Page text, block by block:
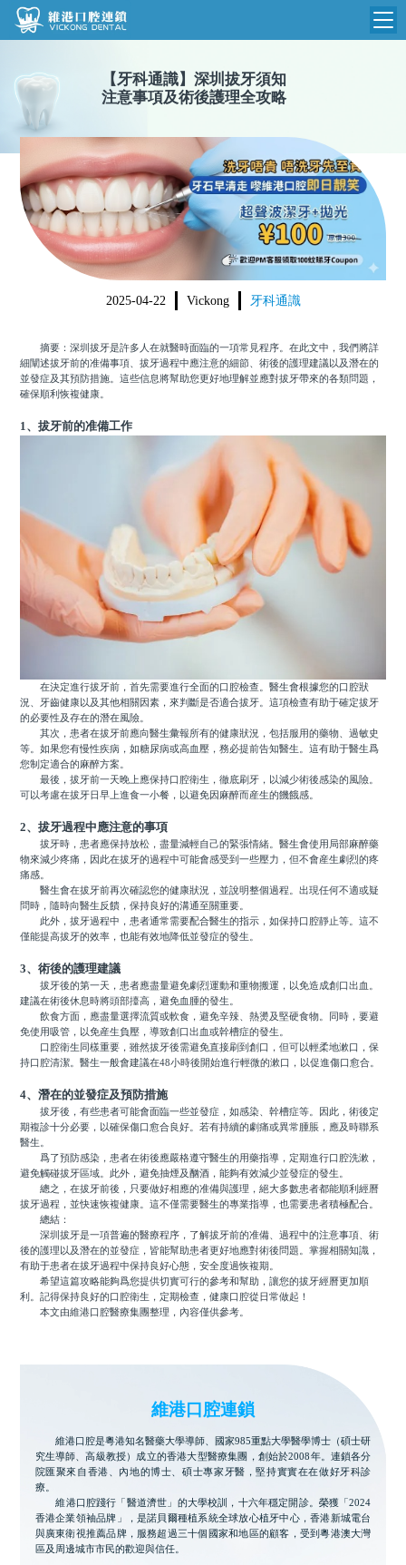
維港首頁
品牌介紹
環境設備
醫院新聞
收費標準
N
收費總表
植牙收費
根管收費
美學收費
箍牙收費
醫生團隊
門診時間
【 牙科通識】 深圳拔牙須知
注意事項及術後護理全攻略
2025-04-22 Vickong 牙科通識
摘要：深圳拔牙是許多人在就醫時面臨的一項常見程序。在此文中，我們將詳
細闡述拔牙前的准備事項、拔牙過程中應注意的細節、術後的護理建議以及潛在的
並發症及其預防措施。這些信息將幫助您更好地理解並應對拔牙帶來的各類問題，
確保順利恢複健康。
1、拔牙前的准備工作
在決定進行拔牙前，首先需要進行全面的口腔檢查。醫生會根據您的口腔狀
況、牙齒健康以及其他相關因素，來判斷是否適合拔牙。這項檢查有助于確定拔牙
的必要性及存在的潛在風險。
其次，患者在拔牙前應向醫生彙報所有的健康狀況，包括服用的藥物、過敏史
等。如果您有慢性疾病，如糖尿病或高血壓，務必提前告知醫生。這有助于醫生爲
您制定適合的麻醉方案。
最後，拔牙前一天晚上應保持口腔衛生，徹底刷牙，以減少術後感染的風險。
可以考慮在拔牙日早上進食一小餐，以避免因麻醉而産生的饑餓感。
2、拔牙過程中應注意的事項
拔牙時，患者應保持放松，盡量減輕自己的緊張情緒。醫生會使用局部麻醉藥
物來減少疼痛，因此在拔牙的過程中可能會感受到一些壓力，但不會産生劇烈的疼
痛感。
醫生會在拔牙前再次確認您的健康狀況，並說明整個過程。出現任何不適或疑
問時，隨時向醫生反饋，保持良好的溝通至關重要。
此外，拔牙過程中，患者通常需要配合醫生的指示，如保持口腔靜止等。這不
僅能提高拔牙的效率，也能有效地降低並發症的發生。
3、術後的護理建議
拔牙後的第一天，患者應盡量避免劇烈運動和重物搬運，以免造成創口出血。
建議在術後休息時將頭部擡高，避免血腫的發生。
飲食方面，應盡量選擇流質或軟食，避免辛辣、熱燙及堅硬食物。同時，要避
免使用吸管，以免産生負壓，導致創口出血或幹槽症的發生。
口腔衛生同樣重要，雖然拔牙後需避免直接刷到創口，但可以輕柔地漱口，保
持口腔清潔。醫生一般會建議在48小時後開始進行輕微的漱口，以促進傷口愈合。
4、潛在的並發症及預防措施
拔牙後，有些患者可能會面臨一些並發症，如感染、幹槽症等。因此，術後定
期複診十分必要，以確保傷口愈合良好。若有持續的劇痛或異常腫脹，應及時聯系
醫生。
爲了預防感染，患者在術後應嚴格遵守醫生的用藥指導，定期進行口腔洗漱，
避免觸碰拔牙區域。此外，避免抽煙及酗酒，能夠有效減少並發症的發生。
總之，在拔牙前後，只要做好相應的准備與護理，絕大多數患者都能順利經曆
拔牙過程，並快速恢複健康。這不僅需要醫生的專業指導，也需要患者積極配合。
總結：
深圳拔牙是一項普遍的醫療程序，了解拔牙前的准備、過程中的注意事項、術
後的護理以及潛在的並發症，皆能幫助患者更好地應對術後問題。掌握相關知識，
有助于患者在拔牙過程中保持良好心態，安全度過恢複期。
希望這篇攻略能夠爲您提供切實可行的參考和幫助，讓您的拔牙經曆更加順
利。記得保持良好的口腔衛生，定期檢查，健康口腔從日常做起！
本文由維港口腔醫療集團整理，內容僅供參考。
維港口腔連鎖
維港口腔是粵港知名醫藥大學導師、國家985重點大學醫學博士（碩士研
究生導師、高級教授）成立的香港大型醫療集團，創始於2008年。連鎖各分
院匯聚來自香港、內地的博士、碩士專家牙醫，堅持實實在在做好牙科診
療。
維港口腔踐行「醫道濟世」的大學校訓，十六年穩定開診。榮獲「2024
香港企業領袖品牌」，是諾貝爾種植系統全球放心植牙中心，香港新城電台
與廣東衛視推薦品牌，服務超過三十個國家和地區的顧客，受到粵港澳大灣
區及周邊城市市民的歡迎與信任。